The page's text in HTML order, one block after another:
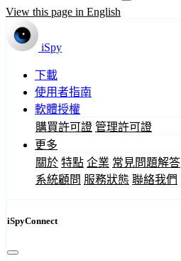
View this page in English
iSpy
下載
使用者指南
軟體授權
購買許可證 管理許可證
更多
關於 特點 企業 常見問題解答
系統顧問 服務狀態 聯絡我們
iSpyConnect